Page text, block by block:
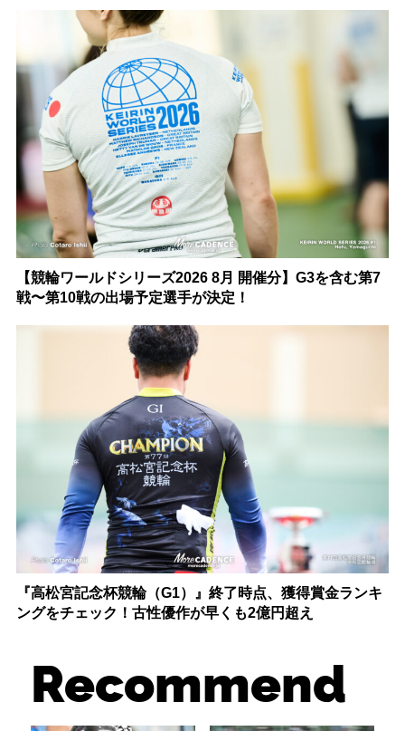
【競輪ワールドシリーズ2026 8月 開催分】G3を含む第7
戦〜第10戦の出場予定選手が決定！
『高松宮記念杯競輪（G1）』終了時点、獲得賞金ランキ
ングをチェック！古性優作が早くも2億円超え
Recommend